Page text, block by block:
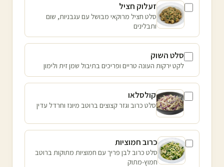
זעלוק חציל
סלט חציל מרוקאי מבושל עם עגבניות, שום
ותבלינים
סלט השוק
לקט ירקות העונה טריים ופריכים בתיבול שמן זית ולימון
קולסלאו
סלט כרוב וגזר קצוצים ברוטב מיונז וחרדל עדין
כרוב חמוציות
סלט כרוב לבן פריך עם חמוציות מתוקות ברוטב
חמוץ-מתוק